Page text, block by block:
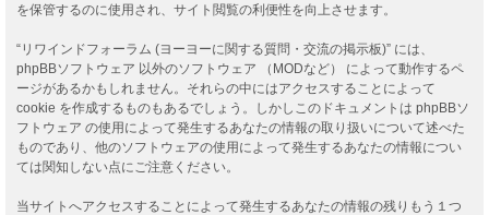
を保管するのに使用され、サイト閲覧の利便性を向上させます。
“リワインドフォーラム (ヨーヨーに関する質問・交流の掲示板)” には、
phpBBソフトウェア 以外のソフトウェア （MODなど） によって動作するペ
ージがあるかもしれません。それらの中にはアクセスすることによって
cookie を作成するものもあるでしょう。しかしこのドキュメントは phpBBソ
フトウェア の使用によって発生するあなたの情報の取り扱いについて述べた
ものであり、他のソフトウェアの使用によって発生するあなたの情報につい
ては関知しない点にご注意ください。
当サイトへアクセスすることによって発生するあなたの情報の残りもう１つ